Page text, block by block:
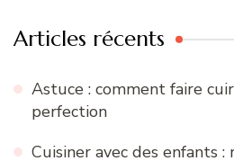
Articles récents
Astuce : comment faire
perfection
Cuisiner avec des enfants